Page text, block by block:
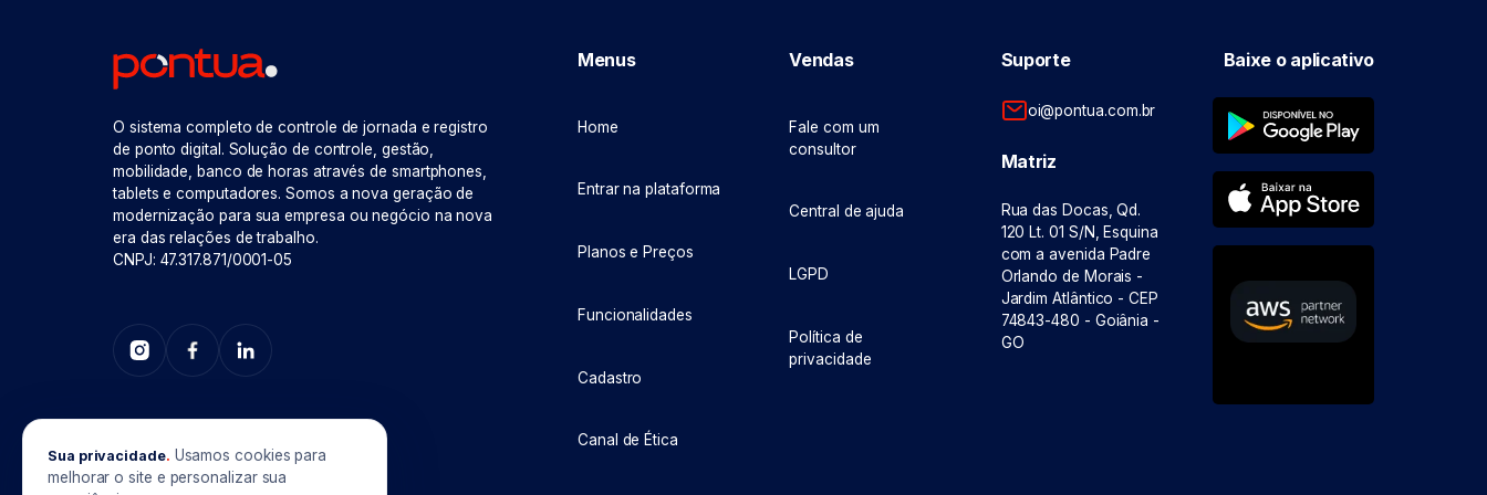
Menus
Home
Entrar na plataforma
Planos e Preços
Funcionalidades
Cadastro
Canal de Ética
Vendas
Fale com um
consultor
Central de ajuda
LGPD
Política de
privacidade
Suporte
oi@pontua.com.br
Matriz
Rua das Docas, Qd.
120 Lt. 01 S/N, Esquina
com a avenida Padre
Orlando de Morais -
Jardim Atlântico - CEP
74843-480 - Goiânia -
GO
Baixe o aplicativo
O sistema completo de controle de jornada e registro
de ponto digital. Solução de controle, gestão,
mobilidade, banco de horas através de smartphones,
tablets e computadores. Somos a nova geração de
modernização para sua empresa ou negócio na nova
era das relações de trabalho.
CNPJ: 47.317.871/0001-05
Sua privacidade. Usamos cookies para
melhorar o site e personalizar sua